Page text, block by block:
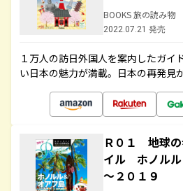
BOOKS 旅の読み物
2022.07.21 発売
１万人の訪日外国人を案内したガイ
い日本の魅力が満載。日本の再発見
Ｒ０１ 地球
イル ホノル
～２０１９